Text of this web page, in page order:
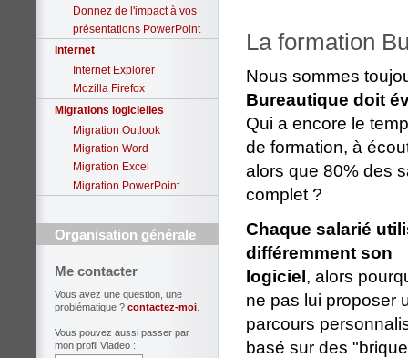
Donnez de l'impact à vos
présentations PowerPoint
Internet
Internet Explorer
Mozilla Firefox
Migrations logicielles
Migration Outlook
Migration Word
Migration Excel
Migration PowerPoint
Organisation générale
Me contacter
Vous avez une question, une
problématique ? contactez-moi
Vous pouvez aussi passer par
mon profil Viadeo :
La formation
Nous sommes
Bureautique doit
Qui a encore le
de formation, à
alors que 80% des
complet ?
Chaque salarié
différemment son
logiciel, alors
ne pas lui proposer
parcours
basé sur des